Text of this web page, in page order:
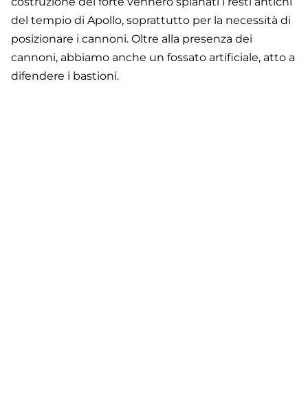
del tempio di Apollo, soprattutto per la necessità di
posizionare i cannoni. Oltre alla presenza dei
cannoni, abbiamo anche un fossato artificiale, atto a
difendere i bastioni.